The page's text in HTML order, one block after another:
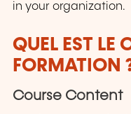
in your organization.
QUEL EST LE
FORMATION
Course Content